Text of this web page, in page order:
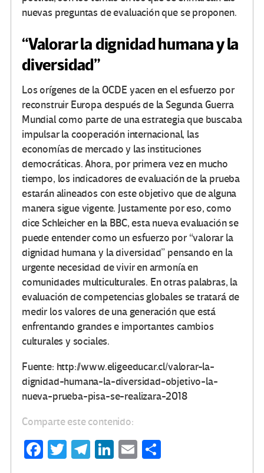
nuevas preguntas de evaluación que se proponen.
“Valorar la dignidad humana y la
diversidad”
Los orígenes de la OCDE yacen en el esfuerzo por
reconstruir Europa después de la Segunda Guerra
Mundial como parte de una estrategia que buscaba
impulsar la cooperación internacional, las
economías de mercado y las instituciones
democráticas. Ahora, por primera vez en mucho
tiempo, los indicadores de evaluación de la prueba
estarán alineados con este objetivo que de alguna
manera sigue vigente. Justamente por eso, como
dice Schleicher en la BBC, esta nueva evaluación se
puede entender como un esfuerzo por “valorar la
dignidad humana y la diversidad” pensando en la
urgente necesidad de vivir en armonía en
comunidades multiculturales. En otras palabras, la
evaluación de competencias globales se tratará de
medir los valores de una generación que está
enfrentando grandes e importantes cambios
culturales y sociales.
Fuente: http://www.eligeeducar.cl/valorar-la-
dignidad-humana-la-diversidad-objetivo-la-
nueva-prueba-pisa-se-realizara-2018
Comparte este contenido:
Fa T
Te
Li
E